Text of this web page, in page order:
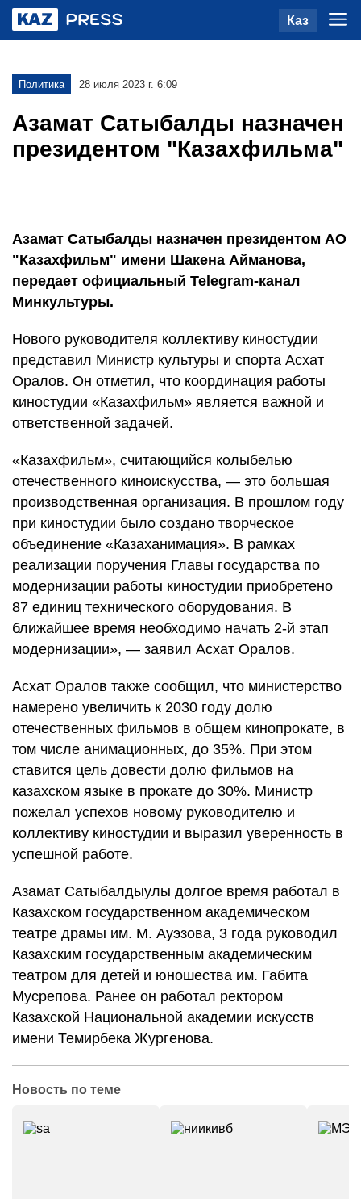
Каз
Политика 28 июля 2023 г. 6:09
Азамат Сатыбалды назначен
президентом "Казахфильма"
Азамат Сатыбалды назначен президентом АО
"Казахфильм" имени Шакена Айманова,
передает официальный Telegram-канал
Минкультуры.
Нового руководителя коллективу киностудии
представил Министр культуры и спорта Асхат
Оралов. Он отметил, что координация работы
киностудии «Казахфильм» является важной и
ответственной задачей.
«Казахфильм», считающийся колыбелью
отечественного киноискусства, — это большая
производственная организация. В прошлом году
при киностудии было создано творческое
объединение «Казаханимация». В рамках
реализации поручения Главы государства по
модернизации работы киностудии приобретено
87 единиц технического оборудования. В
ближайшее время необходимо начать 2-й этап
модернизации», — заявил Асхат Оралов.
Асхат Оралов также сообщил, что министерство
намерено увеличить к 2030 году долю
отечественных фильмов в общем кинопрокате, в
том числе анимационных, до 35%. При этом
ставится цель довести долю фильмов на
казахском языке в прокате до 30%. Министр
пожелал успехов новому руководителю и
коллективу киностудии и выразил уверенность в
успешной работе.
Азамат Сатыбалдыулы долгое время работал в
Казахском государственном академическом
театре драмы им. М. Ауэзова, 3 года руководил
Казахским государственным академическим
театром для детей и юношества им. Габита
Мусрепова. Ранее он работал ректором
Казахской Национальной академии искусств
имени Темирбека Жургенова.
Новость по теме